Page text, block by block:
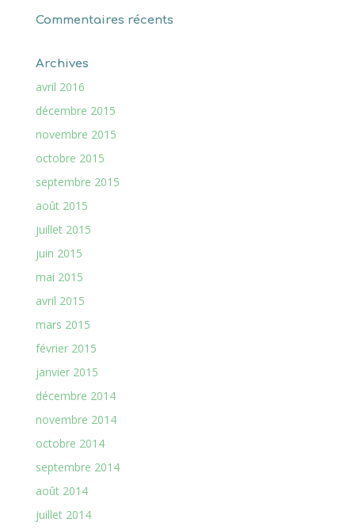
Commentaires récents
Archives
avril 2016
décembre 2015
novembre 2015
octobre 2015
septembre 2015
août 2015
juillet 2015
juin 2015
mai 2015
avril 2015
mars 2015
février 2015
janvier 2015
décembre 2014
novembre 2014
octobre 2014
septembre 2014
août 2014
juillet 2014